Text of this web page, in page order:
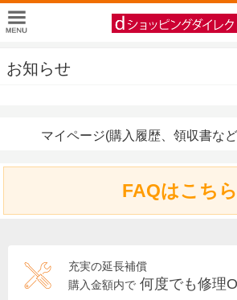
お知らせ
マイページ(購入履歴、領収書な
FAQはこちら
充実の延長補償
購入金額内で 何度でも修理